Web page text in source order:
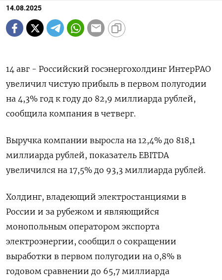
14.08.2025
14 авг - Российский госэнергохолдинг ИнтерРАО
увеличил чистую прибыль в первом полугодии
на 4,3% год к году до 82,9 миллиарда рублей,
сообщила компания в четверг.
Выручка компании выросла на 12,4% до 818,1
миллиарда рублей, показатель EBITDA
увеличился на 17,5% до 93,3 миллиарда рублей.
Холдинг, владеющий электростанциями в
России и за рубежом и являющийся
монопольным оператором экспорта
электроэнергии, сообщил о сокращении
выработки в первом полугодии на 0,8% в
годовом сравнении до 65,7 миллиарда